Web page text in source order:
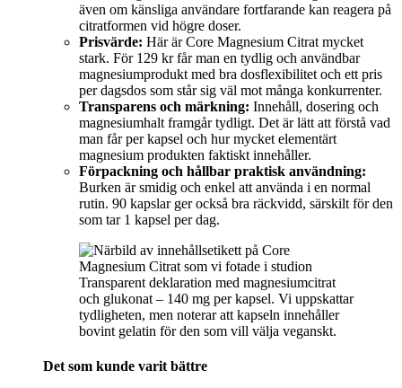
även om känsliga användare fortfarande kan reagera på
citratformen vid högre doser.
Prisvärde: Här är Core Magnesium Citrat mycket
stark. För 129 kr får man en tydlig och användbar
magnesiumprodukt med bra dosflexibilitet och ett pris
per dagsdos som står sig väl mot många konkurrenter.
Transparens och märkning: Innehåll, dosering och
magnesiumhalt framgår tydligt. Det är lätt att förstå vad
man får per kapsel och hur mycket elementärt
magnesium produkten faktiskt innehåller.
Förpackning och hållbar praktisk användning:
Burken är smidig och enkel att använda i en normal
rutin. 90 kapslar ger också bra räckvidd, särskilt för den
som tar 1 kapsel per dag.
Transparent deklaration med magnesiumcitrat
och glukonat – 140 mg per kapsel. Vi uppskattar
tydligheten, men noterar att kapseln innehåller
bovint gelatin för den som vill välja veganskt.
Det som kunde varit bättre